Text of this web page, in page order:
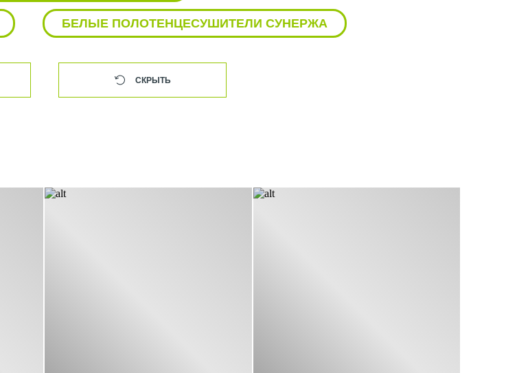
БЕЛЫЕ ПОЛОТЕНЦЕСУШИТЕЛИ СУНЕРЖА
БОКОВЫЕ ПОЛОТЕНЦЕСУШИТЕЛИ СУНЕРЖА
ВОДЯНЫЕ ПОЛОТЕНЦЕСУШИТЕЛИ СУНЕРЖА 1000Х500
СКРЫТЬ